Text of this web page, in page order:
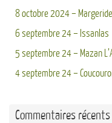
8 octobre 2024 –
6 septembre 24 – Issanlas
5 septembre 24 – Mazan
4 septembre 24 –
Commentaires récents